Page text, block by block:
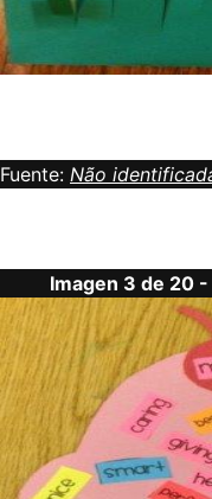
Fuente: Não
Imagen 3 de 20 -